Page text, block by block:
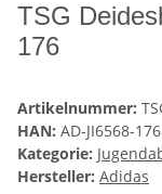
TSG
176
Artikelnummer:
HAN: AD-JI6568-176
Kategorie:
Hersteller: Adidas